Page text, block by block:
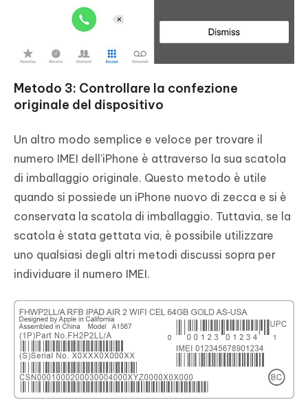
Metodo 3: Controllare la confezione
originale del dispositivo
Un altro modo semplice e veloce per trovare il
numero IMEI dell'iPhone è attraverso la sua scatola
di imballaggio originale. Questo metodo è utile
quando si possiede un iPhone nuovo di zecca e si è
conservata la scatola di imballaggio. Tuttavia, se la
scatola è stata gettata via, è possibile utilizzare
uno qualsiasi degli altri metodi discussi sopra per
individuare il numero IMEI.